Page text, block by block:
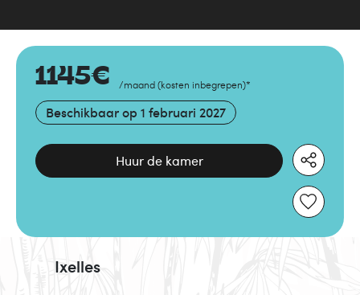
1145€ /maand (kosten inbegrepen)*
Beschikbaar op 1 februari 2027
Huur de kamer
Ixelles